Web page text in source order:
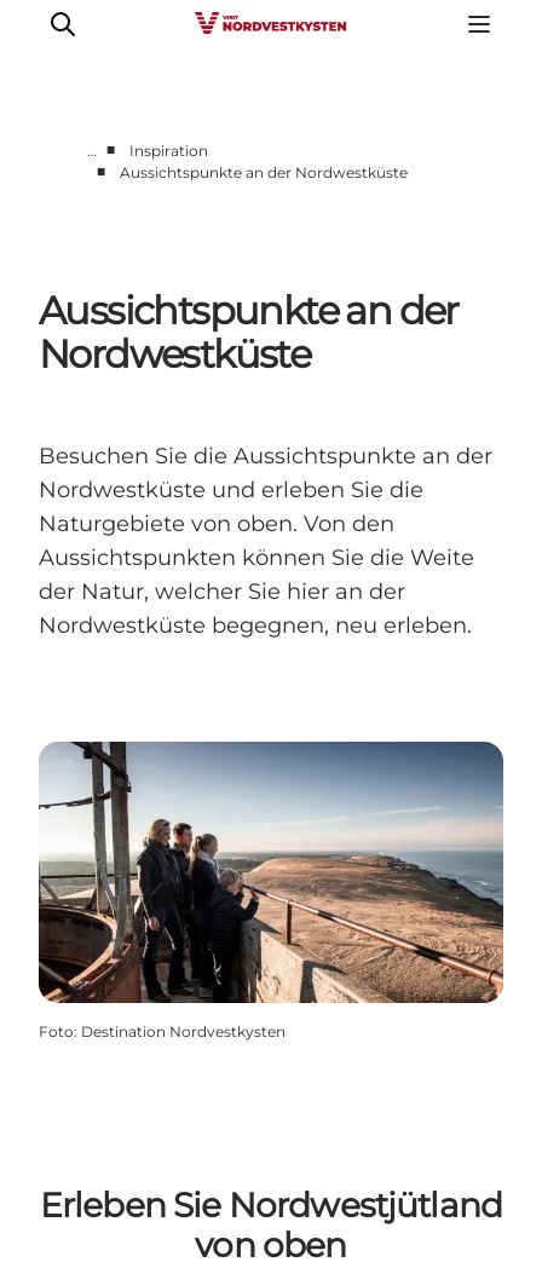
Unterkunft
Mach deine Urlaubsplanung
… ■
Inspiration
■
Aussichtspunkte an der Nordwestküste
Aussichtspunkte an der
Nordwestküste
Besuchen Sie die Aussichtspunkte an der
Nordwestküste und erleben Sie die
Naturgebiete von oben. Von den
Aussichtspunkten können Sie die Weite
der Natur, welcher Sie hier an der
Nordwestküste begegnen, neu erleben.
Foto: Destination Nordvestkysten
Erleben Sie Nordwestjütland
von oben